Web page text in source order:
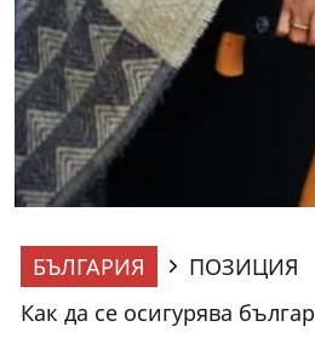
БЪЛГАРИЯ
ПОЗИЦИЯ
Как да се осигурява